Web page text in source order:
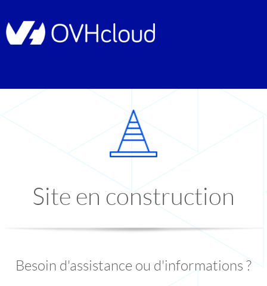
Site en construction
Besoin d'assistance ou d'informations ?